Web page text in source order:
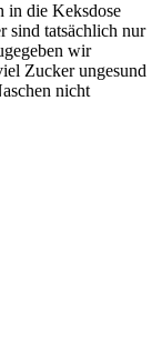
in die Keksdose
sind tatsächlich nur
wir
Zucker ungesund
nicht